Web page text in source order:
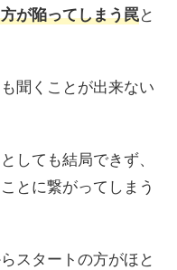
が陥ってしまう罠と
聞くことが出来ない
しても結局できず、
とに繋がってしまう
スタートの方がほと